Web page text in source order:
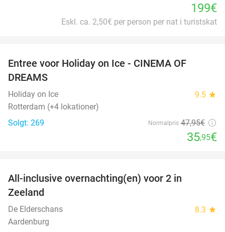
199€
Eskl. ca. 2,50€ per person per nat i turistskat
Entree voor Holiday on Ice - CINEMA OF
DREAMS
Holiday on Ice 9.5 star
Rotterdam (+4 lokationer)
Solgt: 269
Normalpris 47,95€
35,95€
All-inclusive overnachting(en) voor 2 in
Zeeland
De Elderschans 8.3 star
Aardenburg